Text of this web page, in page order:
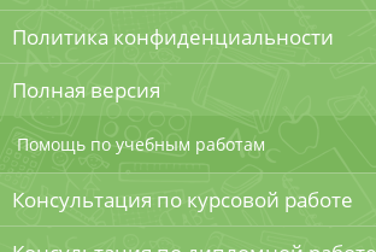
Политика конфиденциальности
Полная версия
Помощь по учебным работам
Консультация по курсовой работе